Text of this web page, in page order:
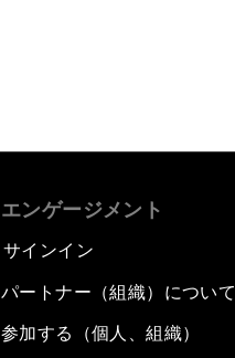
エンゲージメント
サインイン
パートナー（組織）について
参加する（個人、組織）